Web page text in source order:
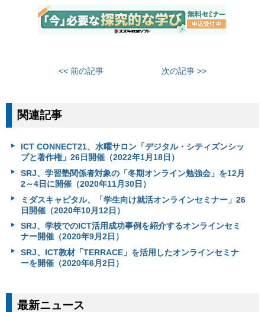
<< 前の記事 次の記事 >>
関連記事
ICT CONNECT21、水曜サロン「デジタル・シティズンシッ
プと著作権」26日開催（2022年1月18日）
SRJ、学習塾関係者対象の「冬期オンライン勉強会」を12月
2～4日に開催（2020年11月30日）
ミダスキャピタル、「学生向け就活オンラインセミナー」26
日開催（2020年10月12日）
SRJ、学校でのICT活用成功事例を紹介するオンラインセミ
ナー開催（2020年9月2日）
SRJ、ICT教材「TERRACE」を活用したオンラインセミナ
ーを開催（2020年6月2日）
最新ニュース